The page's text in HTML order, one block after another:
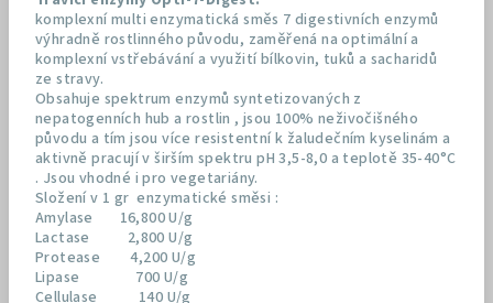
komplexní multi enzymatická směs 7 digestivních enzymů
výhradně rostlinného původu, zaměřená na optimální a
komplexní vstřebávání a využití bílkovin, tuků a sacharidů
ze stravy.
Obsahuje spektrum enzymů syntetizovaných z
nepatogenních hub a rostlin , jsou 100% neživočišného
původu a tím jsou více resistentní k žaludečním kyselinám a
aktivně pracují v širším spektru pH 3,5-8,0 a teplotě 35-40°C
. Jsou vhodné i pro vegetariány.
Složení v 1 gr enzymatické směsi :
Amylase 16,800 U/g
Lactase 2,800 U/g
Protease 4,200 U/g
Lipase 700 U/g
Cellulase 140 U/g